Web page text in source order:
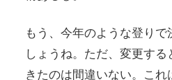
もう、今年のような登り
しょうね。ただ、変更す
きたのは間違いない。こ